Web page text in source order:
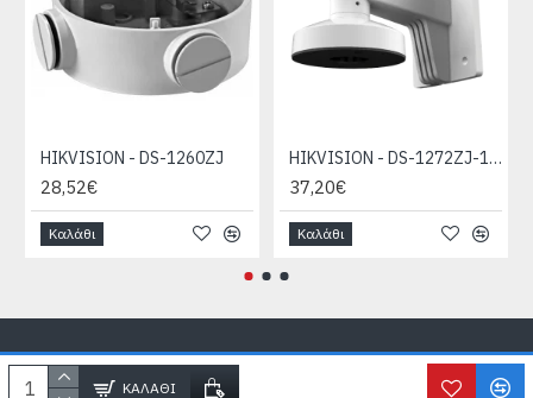
ΚΑΛΆΘΙ
HIKVISION - DS-1260ZJ
28,52€
Καλάθι
HIKVISION - DS-1272ZJ-110-TRS
37,20€
Καλάθι
Copyright © SecureLife.gr2026, All Rights Reserved